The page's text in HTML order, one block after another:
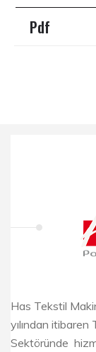
Pdf
Has Tekstil
yılından
Sektöründe